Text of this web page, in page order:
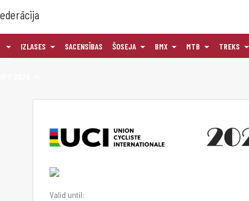
IZLASES SACENSĪBAS ŠOSEJA BMX MTB TREKS
Valid until: